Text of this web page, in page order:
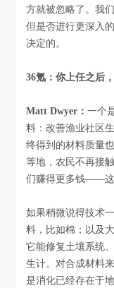
方就被忽略了。我
但是否进行更深入
决定的。
36氪：你上任之后
Matt Dwyer：一个
料：改善渔业社区
终得到的材料质量
等地，农民不再接
们赚得更多钱——这
如果稍微说得技术
料，比如棉；以及
它能修复土壤系统
生计。对合成材料
是消化已经存在于